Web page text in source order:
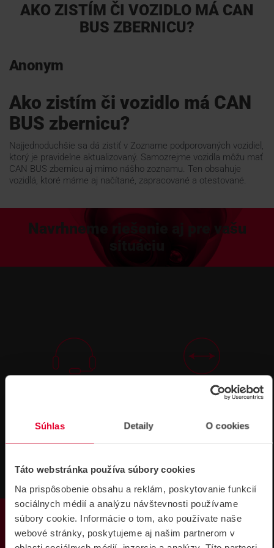
Súhlas Detaily O cookies
Táto webstránka používa súbory cookies
Na prispôsobenie obsahu a reklám, poskytovanie funkcií
sociálnych médií a analýzu návštevnosti používame
súbory cookie. Informácie o tom, ako používate naše
webové stránky, poskytujeme aj našim partnerom v
PRODUKTY
Pomoc na diaľku
Technická podpora 24/7
Kalendár akcií
How To návody
Dokumenty
Na stiahnutie
KONTAKTY
AKO ZISTÍM ČI VOZIDLO MÁ CAN
BUS ZBERNICU?
Anonym
Ako zistím či vozidlo má CAN
BUS zbernicu?
Najjednoduchšie sa dá zistiť v Zozname podporovaných vozidiel,
ktorý je pravidelne aktualizovaný. Samozrejme vozidla môžu mať
CAN BUS zbernicu aj mimo nášho zoznamu. Ten obsahuje
vozidlá, ktoré máme aj načítané, zapracované a otestované.
Navrhneme riešenie aj pre vašu
Podpora cez
TeamViewer
Súbory
na stiahnutie